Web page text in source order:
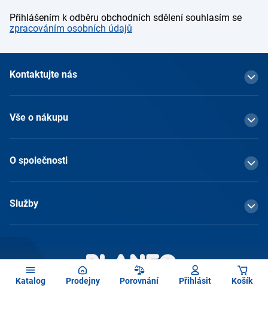
Katalog Prodejny Porovnání Přihlásit Košík
Přihlášením k odběru obchodních sdělení souhlasím se
zpracováním osobních údajů
Kontaktujte nás
Vše o nákupu
O společnosti
Služby